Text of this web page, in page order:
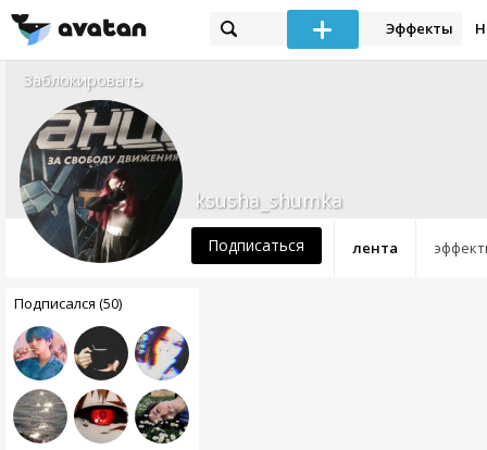
Эффекты
Заблокировать
лента
ksusha_shumka
Подписаться
Подписался (50)